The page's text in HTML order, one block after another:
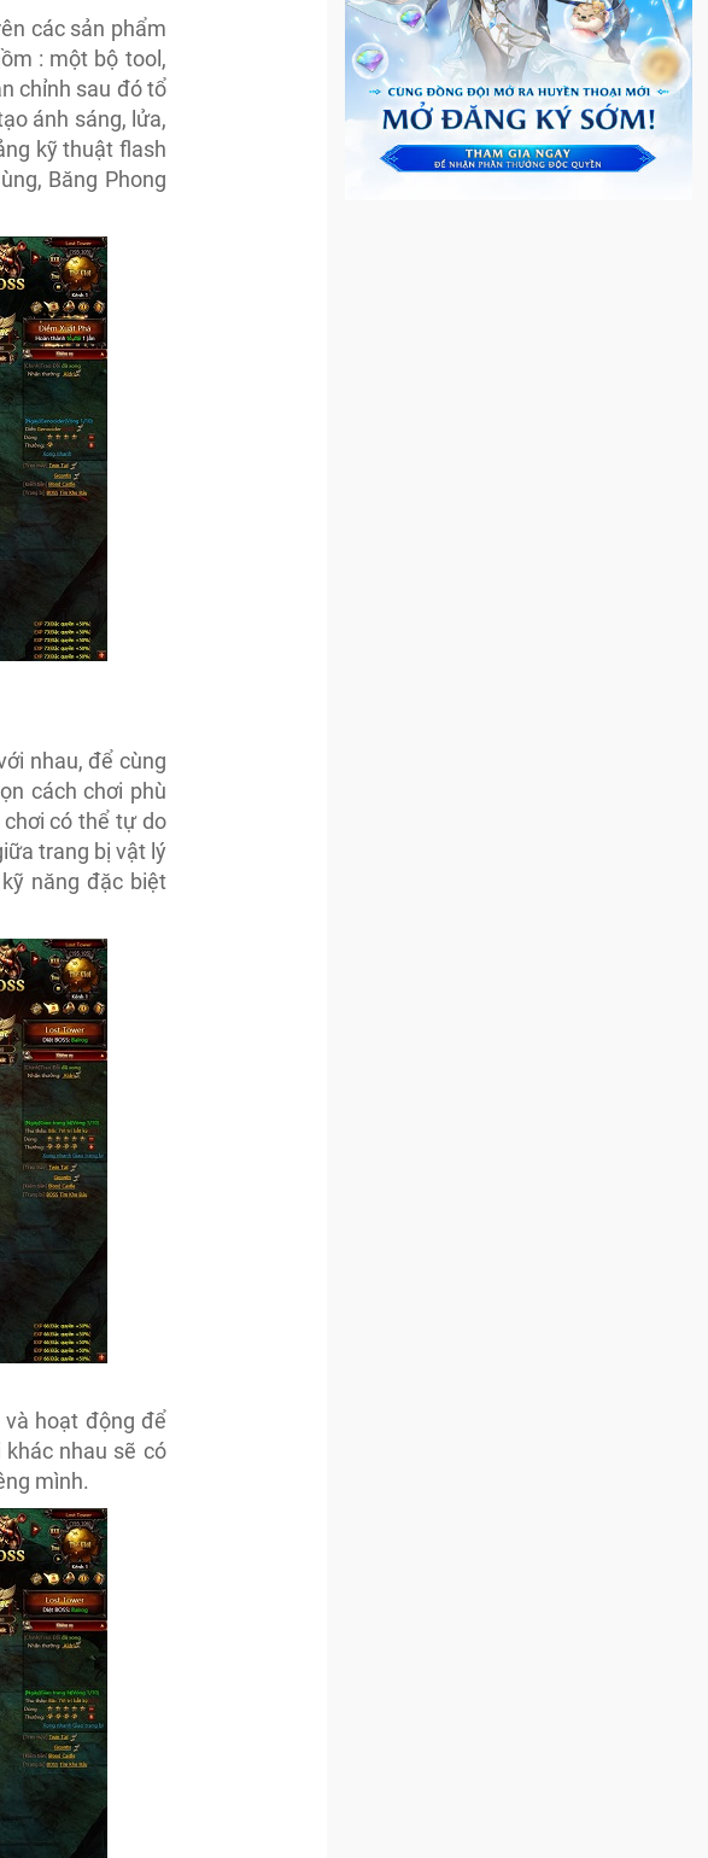
các sản phẩm
: một bộ tool,
chỉnh sau đó tổ
ánh sáng, lửa,
kỹ thuật flash
Băng Phong
nhau, để cùng
cách chơi phù
có thể tự do
trang bị vật lý
năng đặc biệt
hoạt động để
nhau sẽ có
mình.